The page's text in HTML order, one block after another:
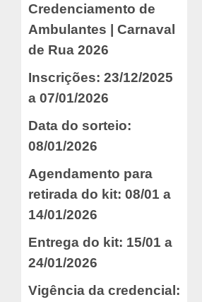
Credenciamento de
Ambulantes | Carnaval
de Rua 2026
Inscrições: 23/12/2025
a 07/01/2026
Data do sorteio:
08/01/2026
Agendamento para
retirada do kit: 08/01 a
14/01/2026
Entrega do kit: 15/01 a
24/01/2026
Vigência da credencial: